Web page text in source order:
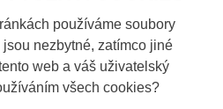
používáme soubory
nezbytné, zatímco jiné
web a váš uživatelský
všech cookies?